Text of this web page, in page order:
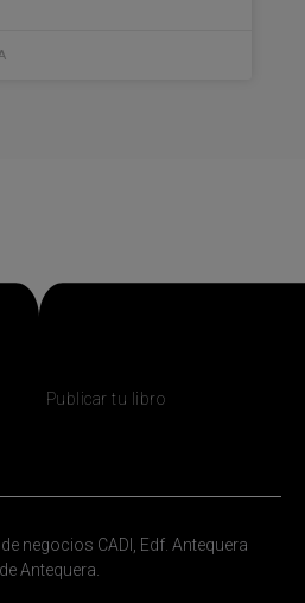
Publicar tu libro
negocios CADI, Edf. Antequera
Antequera.